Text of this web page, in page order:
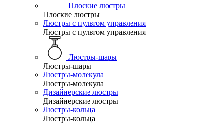
Плоские люстры
Плоские люстры
Люстры с пультом управления
Люстры с пультом управления
Люстры-шары
Люстры-шары
Люстры-молекула
Люстры-молекула
Дизайнерские люстры
Дизайнерские люстры
Люстры-кольца
Люстры-кольца